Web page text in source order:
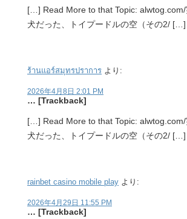
[…] Read More to that Topic: alwtog.com/
犬だった、トイプードルの空（その2/ […]
ร้านแอร์สมุทรปราการ より:
2026年4月8日 2:01 PM
… [Trackback]
[…] Read More to that Topic: alwtog.com/
犬だった、トイプードルの空（その2/ […]
rainbet casino mobile play より:
2026年4月29日 11:55 PM
… [Trackback]